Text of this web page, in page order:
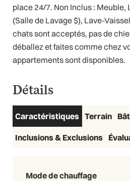
Visite virtuelle 3D
place 24/7. Non Inclus :
(Salle de Lavage $), Lave-
chats sont acceptés, pas de
déballez et faites comme chez
appartements sont disponibles.
Détails
Caractéristiques Terrain
Inclusions & Exclusions
Mode de chauffage